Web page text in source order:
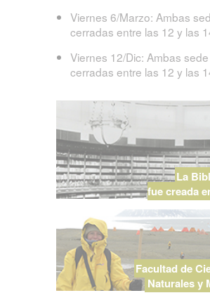
Viernes 6/Marzo: Ambas
cerradas entre las 12 y las
Viernes 12/Dic: Ambas sede
cerradas entre las 12 y las
La
fue creada
Facultad de
Naturales y